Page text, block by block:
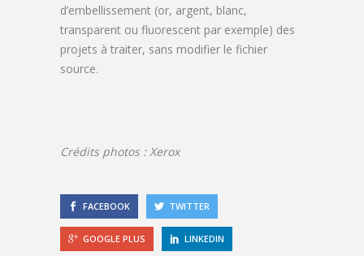
d’embellissement (or, argent, blanc,
transparent ou fluorescent par exemple) des
projets à traiter, sans modifier le fichier
source.
Crédits photos : Xerox
FACEBOOK TWITTER
GOOGLE PLUS LINKEDIN